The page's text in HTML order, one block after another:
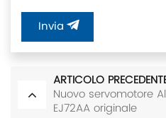
Invia
ARTICOLO
Nuovo servomotore
EJ72AA originale